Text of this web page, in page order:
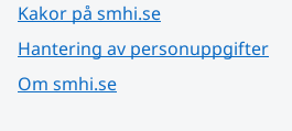
Kakor på smhi.se
Hantering av personuppgifter
Om smhi.se